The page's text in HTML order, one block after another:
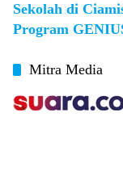
Sekolah di
Program
Mitra Media